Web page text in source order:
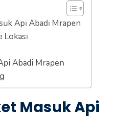
Api Abadi Mrapen
Lokasi
Abadi Mrapen
Masuk Api